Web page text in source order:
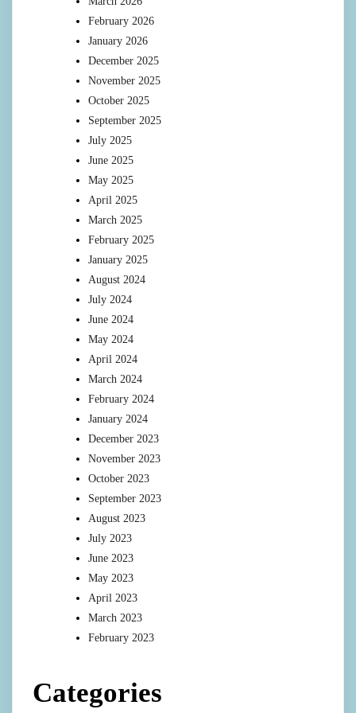
February 2026
January 2026
December 2025
November 2025
October 2025
September 2025
July 2025
June 2025
May 2025
April 2025
March 2025
February 2025
January 2025
August 2024
July 2024
June 2024
May 2024
April 2024
March 2024
February 2024
January 2024
December 2023
November 2023
October 2023
September 2023
August 2023
July 2023
June 2023
May 2023
April 2023
March 2023
February 2023
Categories